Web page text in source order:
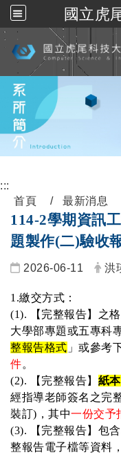
國立虎
:::
首頁
最新消息
114-2學期資訊
題製作(二)驗收
2026-06-11 洪
1.繳交方式：
(1).
【 完整報告】 之
大學部專題或五專科
整報告格式 」或參考
件。
(2).
【完整報告】 紙本
經指導老師簽名之完
裝訂)，其中一份交予
(3).
【完整報告】包
整報告電子檔等資料 ，